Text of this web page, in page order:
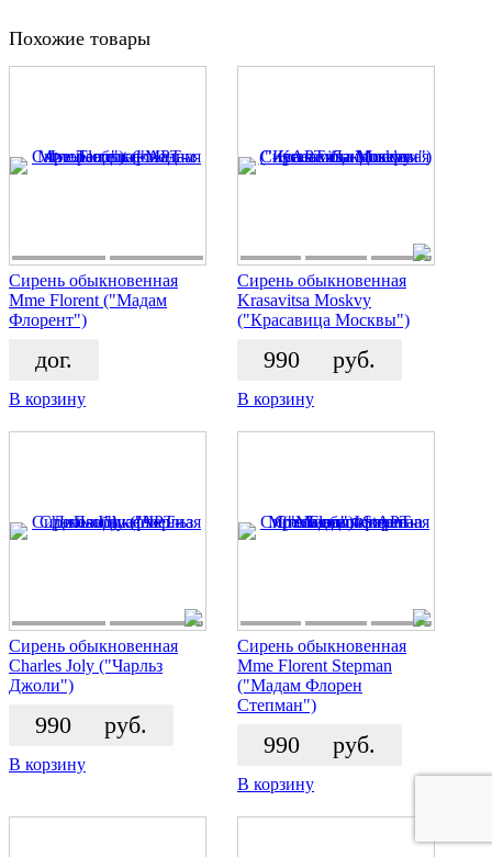
Похожие товары
Сирень обыкновенная
Mme Florent ("Мадам
Флорент")
дог.
В корзину
Сирень обыкновенная
Krasavitsa Moskvy
("Красавица Москвы")
990 руб.
В корзину
Сирень обыкновенная
Charles Joly ("Чарльз
Джоли")
990 руб.
В корзину
Сирень обыкновенная
Mme Florent Stepman
("Мадам Флорен
Степман")
990 руб.
В корзину